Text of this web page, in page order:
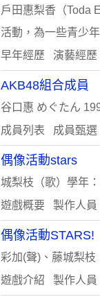
戶田惠梨香（Toda
活動，為一些青少
早年經歷 演藝經
AKB48組合成員
谷口惠 めぐたん
成員列表 成員甄
偶像活動stars
城梨枝（歌）學年
遊戲概要 製作人
偶像活動STARS!
彩加(聲)、藤城梨
遊戲介紹 製作人